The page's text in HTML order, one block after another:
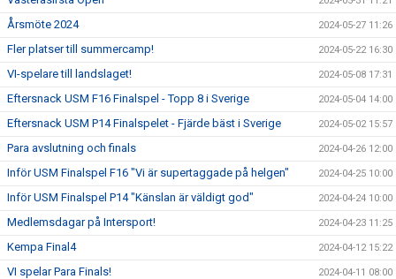
Årsmöte 2024 2024-05-27 11:26
Fler platser till summercamp! 2024-05-22 16:30
VI-spelare till landslaget! 2024-05-08 17:31
Eftersnack USM F16 Finalspel - Topp 8 i Sverige 2024-05-04 14:00
Eftersnack USM P14 Finalspelet - Fjärde bäst i Sverige 2024-05-02 15:57
Para avslutning och finals 2024-04-26 12:00
Inför USM Finalspel F16 "Vi är supertaggade på helgen" 2024-04-25 10:00
Inför USM Finalspel P14 "Känslan är väldigt god" 2024-04-24 10:00
Medlemsdagar på Intersport! 2024-04-23 11:25
Kempa Final4 2024-04-12 15:22
VI spelar Para Finals! 2024-04-11 08:00